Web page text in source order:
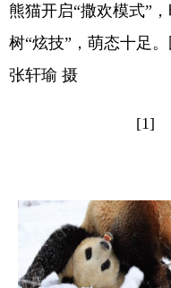
熊猫开启“撒欢模式”
树“炫技”，萌态十足
张轩瑜 摄
[1]